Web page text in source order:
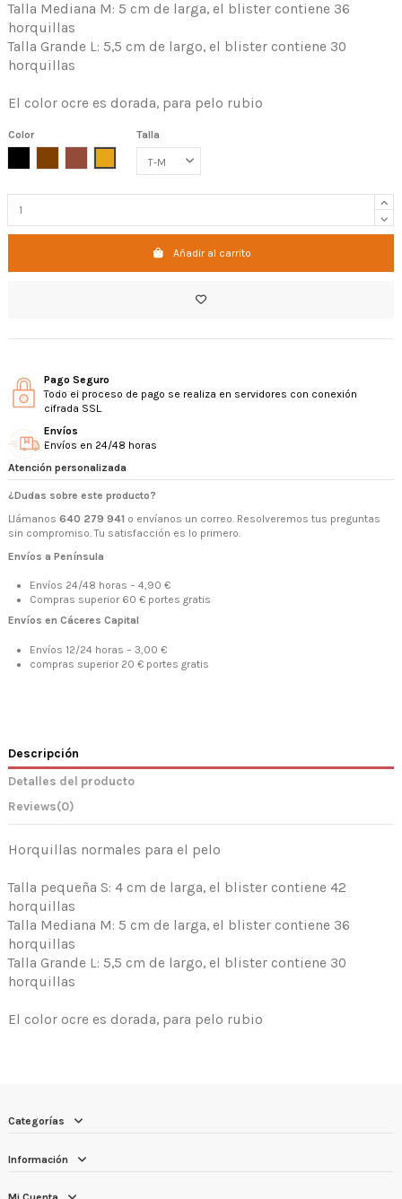
Talla Mediana M: 5 cm de larga, el blister contiene 36
horquillas
Talla Grande L: 5,5 cm de largo, el blister contiene 30
horquillas
El color ocre es dorada, para pelo rubio
Color
Talla
Añadir al carrito
Pago Seguro
Todo el proceso de pago se realiza en servidores con conexión
cifrada SSL.
Envíos
Envíos en 24/48 horas
Atención personalizada
¿Dudas sobre este producto?
Llámanos 640 279 941 o envíanos un correo. Resolveremos tus preguntas
sin compromiso. Tu satisfacción es lo primero.
Envíos a Península
Envíos 24/48 horas – 4,90 €
Compras superior 60 € portes gratis
Envíos en Cáceres Capital
Envíos 12/24 horas – 3,00 €
compras superior 20 € portes gratis
Descripción
Detalles del producto
Reviews(0)
Horquillas normales para el pelo
Talla pequeña S: 4 cm de larga, el blister contiene 42
horquillas
Talla Mediana M: 5 cm de larga, el blister contiene 36
horquillas
Talla Grande L: 5,5 cm de largo, el blister contiene 30
horquillas
El color ocre es dorada, para pelo rubio
Categorías
Información